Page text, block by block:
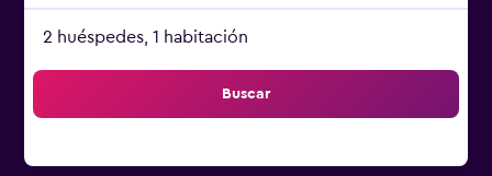
2 huéspedes, 1 habitación
Buscar